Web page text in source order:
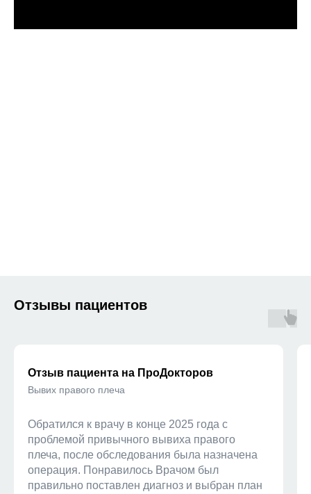
Отзывы пациентов
Отзыв пациента на ПроДокторов
Вывих правого плеча
Обратился к врачу в конце 2025 года с
проблемой привычного вывиха правого
плеча, после обследования была назначена
операция. Понравилось Врачом был
правильно поставлен диагноз и выбран план